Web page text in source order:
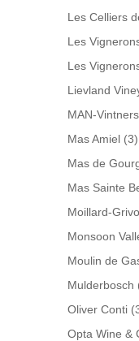
Les Celliers
Les
Les
Lievland
MAN-Vintners
Mas Amiel (3)
Mas de
Mas Sainte
Moillard-
Monsoon
Moulin de
Mulderbosch
Oliver Conti
Opta Wine &